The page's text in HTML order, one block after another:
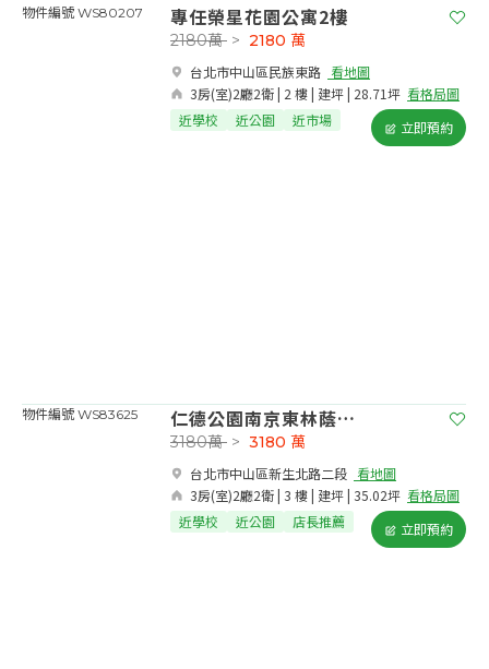
物件編號 WS80207 專任榮星花園公寓2樓
台北市中山區民族東路​ 看地圖
3房(室)2廳2衛 | 2 樓 | 建坪 | 28.71坪 看格局圖
2180萬 > 2180 萬
近學校 近公園 近市場 立即預約
物件編號 WS83625 仁德公園南京東林蔭美寓
台北市中山區新生北路二段​ 看地圖
3房(室)2廳2衛 | 3 樓 | 建坪 | 35.02坪 看格局圖
3180萬 > 3180 萬
近學校 近公園 店長推薦 立即預約